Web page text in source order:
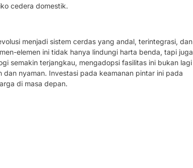
cedera domestik.
menjadi sistem cerdas yang andal, terintegrasi, dan
elemen ini tidak hanya lindungi harta benda, tapi juga
semakin terjangkau, mengadopsi fasilitas ini bukan lagi
nyaman. Investasi pada keamanan pintar ini pada
di masa depan.